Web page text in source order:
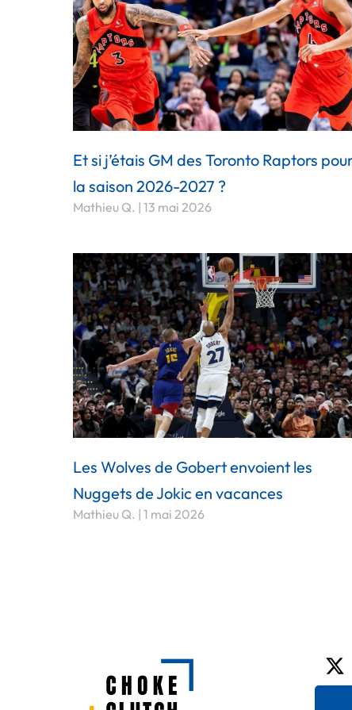
Et si j’étais GM des Toronto Raptors
la saison 2026-2027 ?
Mathieu Q. 13 mai 2026
Les Wolves de Gobert envoient les
Nuggets de Jokic en vacances
Mathieu Q. 1 mai 2026
X-